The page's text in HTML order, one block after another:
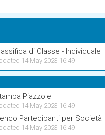
di Classe - Individuale
14 May 2023 16:49
Piazzole
14 May 2023 16:49
Partecipanti per Società
14 May 2023 16:49